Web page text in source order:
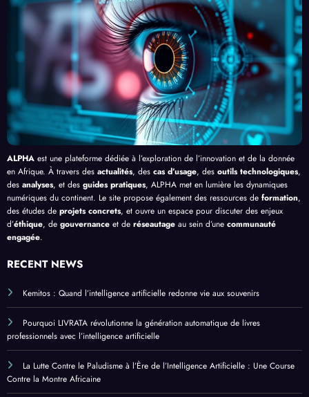
Palud
isme
en
Afriq
ue
delà
de
Bang
ui
é de
l’IA
Artifi
cielle
ALPHA est une plateforme dédiée à l’exploration de l’innovation et de la donnée
en Afrique. À travers des actualités, des cas d’usage, des outils technologiques,
des analyses, et des guides pratiques, ALPHA met en lumière les dynamiques
numériques du continent. Le site propose également des ressources de formation,
des études de projets concrets, et ouvre un espace pour discuter des enjeux
d’éthique, de gouvernance et de réseautage au sein d’une communauté
engagée.
RECENT NEWS
Kemitos : Quand l’intelligence artificielle redonne vie aux souvenirs
Pourquoi LIVRATA révolutionne la génération automatique de livres
professionnels avec l’intelligence artificielle
La Lutte Contre le Paludisme à l’Ère de l’Intelligence Artificielle : Une Course
Contre la Montre Africaine